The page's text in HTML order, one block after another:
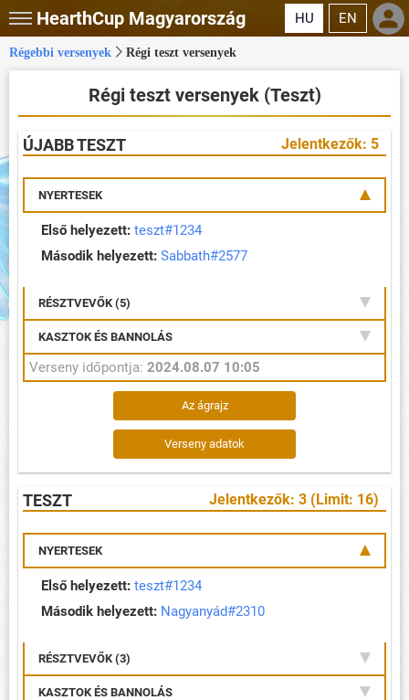
HearthCup Magyarország HU EN
Régebbi versenyek Régi teszt versenyek
Régi teszt versenyek (Teszt)
Jelentkezők: 5
ÚJABB TESZT
NYERTESEK
Első helyezett: teszt#1234
Második helyezett: Sabbath#2577
RÉSZTVEVŐK (5)
KASZTOK ÉS BANNOLÁS
Verseny időpontja: 2024.08.07 10:05
Az ágrajz
Verseny adatok
Jelentkezők: 3 (Limit: 16)
TESZT
NYERTESEK
Első helyezett: teszt#1234
Második helyezett: Nagyanyád#2310
RÉSZTVEVŐK (3)
KASZTOK ÉS BANNOLÁS